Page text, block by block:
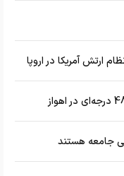
ارتش آمریکا در اروپا
جامعه هستند